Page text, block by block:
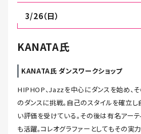
3/26（日）
KANATA氏
KANATA氏 ダンスワークショップ
HIPHOP、Jazzを中心にダンスを始め、
のダンスに挑戦。自己のスタイルを確立
い評価を受けている。その後は有名アーテ
も活躍。コレオグラファーとしてもその実